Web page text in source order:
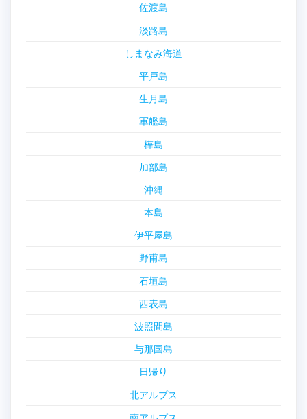
佐渡島
淡路島
しまなみ海道
平戸島
生月島
軍艦島
樺島
加部島
沖縄
本島
伊平屋島
野甫島
石垣島
西表島
波照間島
与那国島
日帰り
北アルプス